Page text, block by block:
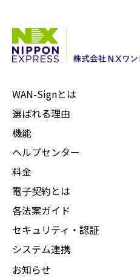
WAN-Signとは
選ばれる理由
機能
ヘルプセンター
料金
電子契約とは
各法案ガイド
セキュリティ・認証
システム連携
お知らせ